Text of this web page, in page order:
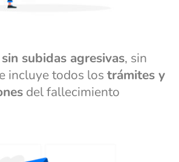
sin subidas agresivas, sin
incluye todos los trámites y
del fallecimiento